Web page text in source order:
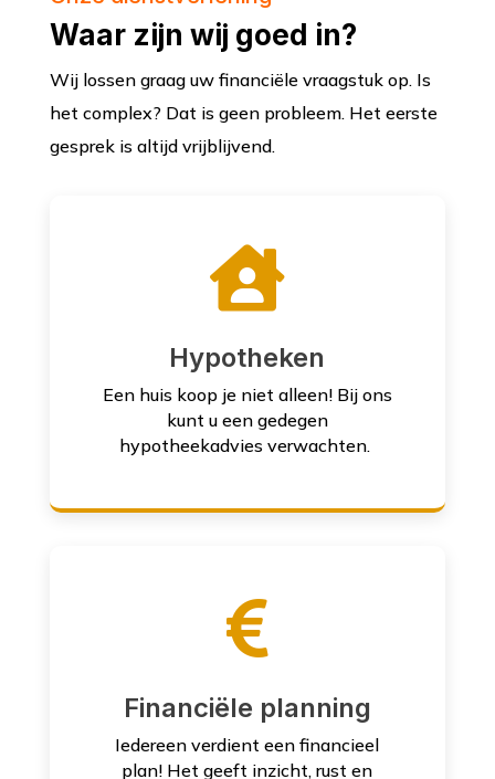
Waar zijn wij goed in?
Wij lossen graag uw financiële vraagstuk op. Is
het complex? Dat is geen probleem. Het eerste
gesprek is altijd vrijblijvend.

Hypotheken
Een huis koop je niet alleen! Bij ons
kunt u een gedegen
hypotheekadvies verwachten.

Financiële planning
Iedereen verdient een financieel
plan! Het geeft inzicht, rust en